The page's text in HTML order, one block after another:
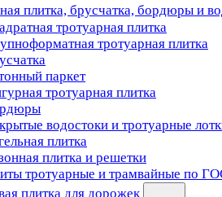
плитка, брусчатка, бордюры и
тротуарная плитка
тротуарная плитка
паркет
тротуарная плитка
водостоки и тротуарные
плитка
плитка и решетки
тротуарные и трамвайные по
плитка для дорожек